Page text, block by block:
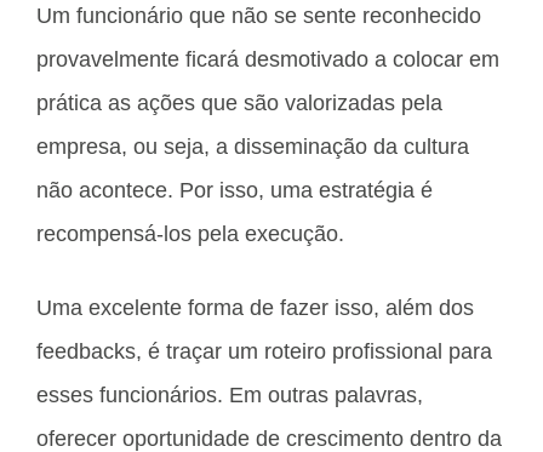
Um funcionário que não se sente reconhecido
provavelmente ficará desmotivado a colocar em
prática as ações que são valorizadas pela
empresa, ou seja, a disseminação da cultura
não acontece. Por isso, uma estratégia é
recompensá-los pela execução.
Uma excelente forma de fazer isso, além dos
feedbacks, é traçar um roteiro profissional para
esses funcionários. Em outras palavras,
oferecer oportunidade de crescimento dentro da